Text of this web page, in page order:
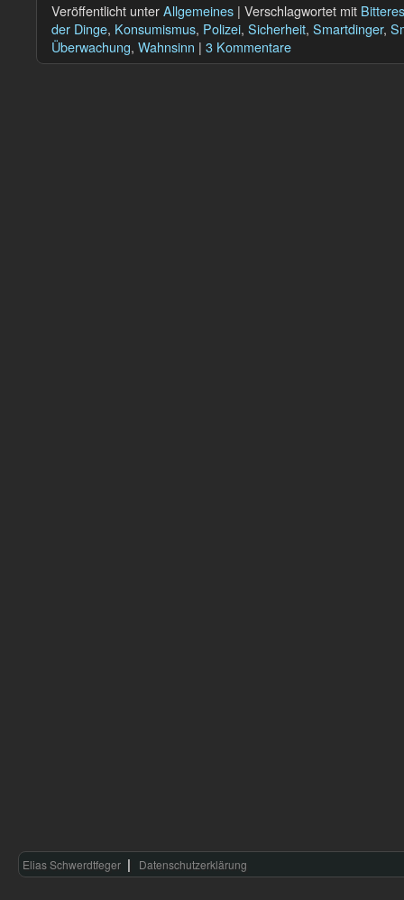
Veröffentlicht unterAllgemeines | Verschlagwortet mit Bitteres
der Dinge, Konsumismus, Polizei, Sicherheit, Smartdinger,
Überwachung, Wahnsinn | 3 Kommentare
Elias Schwerdtfeger Datenschutzerklärung